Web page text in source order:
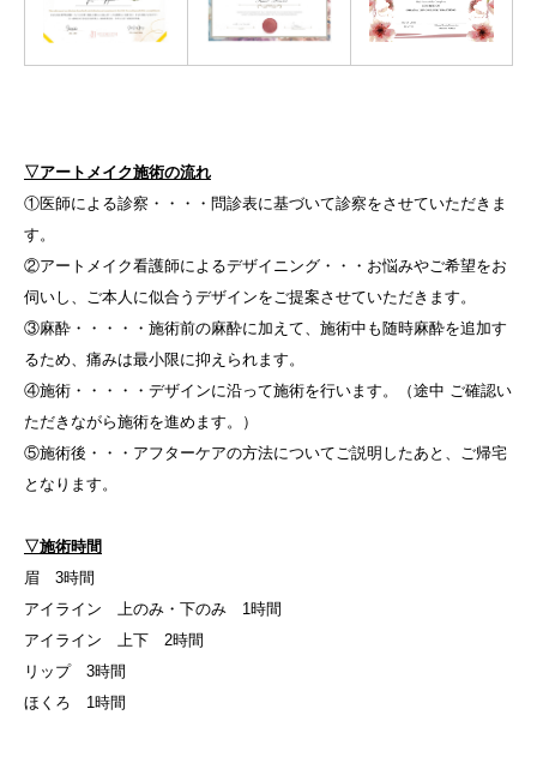
▽アートメイク施術の流れ
①医師による診察・・・・問診表に基づいて診察をさせていただきま
す。
②アートメイク看護師によるデザイニング・・・お悩みやご希望をお
伺いし、ご本人に似合うデザインをご提案させていただきます。
③麻酔・・・・・施術前の麻酔に加えて、施術中も随時麻酔を追加す
るため、痛みは最小限に抑えられます。
④施術・・・・・デザインに沿って施術を行います。（途中 ご確認い
ただきながら施術を進めます。）
⑤施術後・・・アフターケアの方法についてご説明したあと、ご帰宅
となります。
▽施術時間
眉 3時間
アイライン 上のみ・下のみ 1時間
アイライン 上下 2時間
リップ 3時間
ほくろ 1時間